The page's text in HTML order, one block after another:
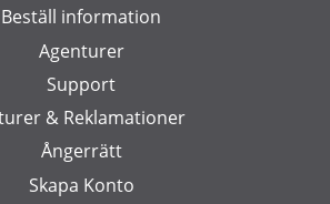
Beställ information
Agenturer
Support
& Reklamationer
Ångerrätt
Skapa Konto